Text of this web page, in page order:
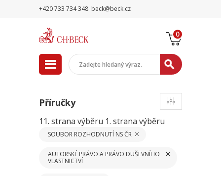
+420 733 734 348 beck@beck.cz
0
Příručky
11. strana výběru 1. strana výběru
SOUBOR ROZHODNUTÍ NS ČR
AUTORSKÉ PRÁVO A PRÁVO DUŠEVNÍHO
VLASTNICTVÍ